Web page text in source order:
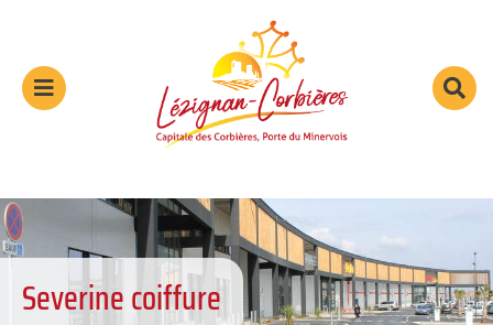
Menu
sur
Severine coiffure